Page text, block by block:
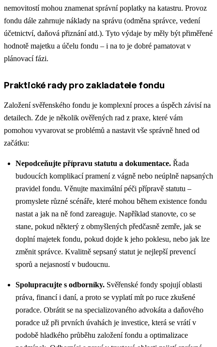
nemovitostí mohou znamenat správní poplatky na katastru. Provoz
fondu dále zahrnuje náklady na správu (odměna správce, vedení
účetnictví, daňová přiznání atd.). Tyto výdaje by měly být přiměřené
hodnotě majetku a účelu fondu – i na to je dobré pamatovat v
plánovací fázi.
Praktické rady pro zakladatele fondu
Založení svěřenského fondu je komplexní proces a úspěch závisí na
detailech. Zde je několik ověřených rad z praxe, které vám
pomohou vyvarovat se problémů a nastavit vše správně hned od
začátku:
Nepodceňujte přípravu statutu a dokumentace. Řada
budoucích komplikací pramení z vágně nebo neúplně napsaných
pravidel fondu. Věnujte maximální péči přípravě statutu –
promyslete různé scénáře, které mohou během existence fondu
nastat a jak na ně fond zareaguje. Například stanovte, co se
stane, pokud některý z obmyšlených předčasně zemře, jak se
doplní majetek fondu, pokud dojde k jeho poklesu, nebo jak lze
změnit správce. Kvalitně sepsaný statut je nejlepší prevencí
sporů a nejasností v budoucnu.
Spolupracujte s odborníky. Svěřenské fondy spojují oblasti
práva, financí i daní, a proto se vyplatí mít po ruce zkušené
poradce. Obrátit se na specializovaného advokáta a daňového
poradce už při prvních úvahách je investice, která se vrátí v
podobě hladkého průběhu založení fondu a optimalizace